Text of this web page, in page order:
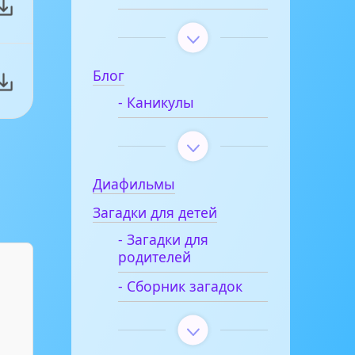
Блог
- Каникулы
Диафильмы
Загадки для детей
- Загадки для
родителей
- Сборник загадок